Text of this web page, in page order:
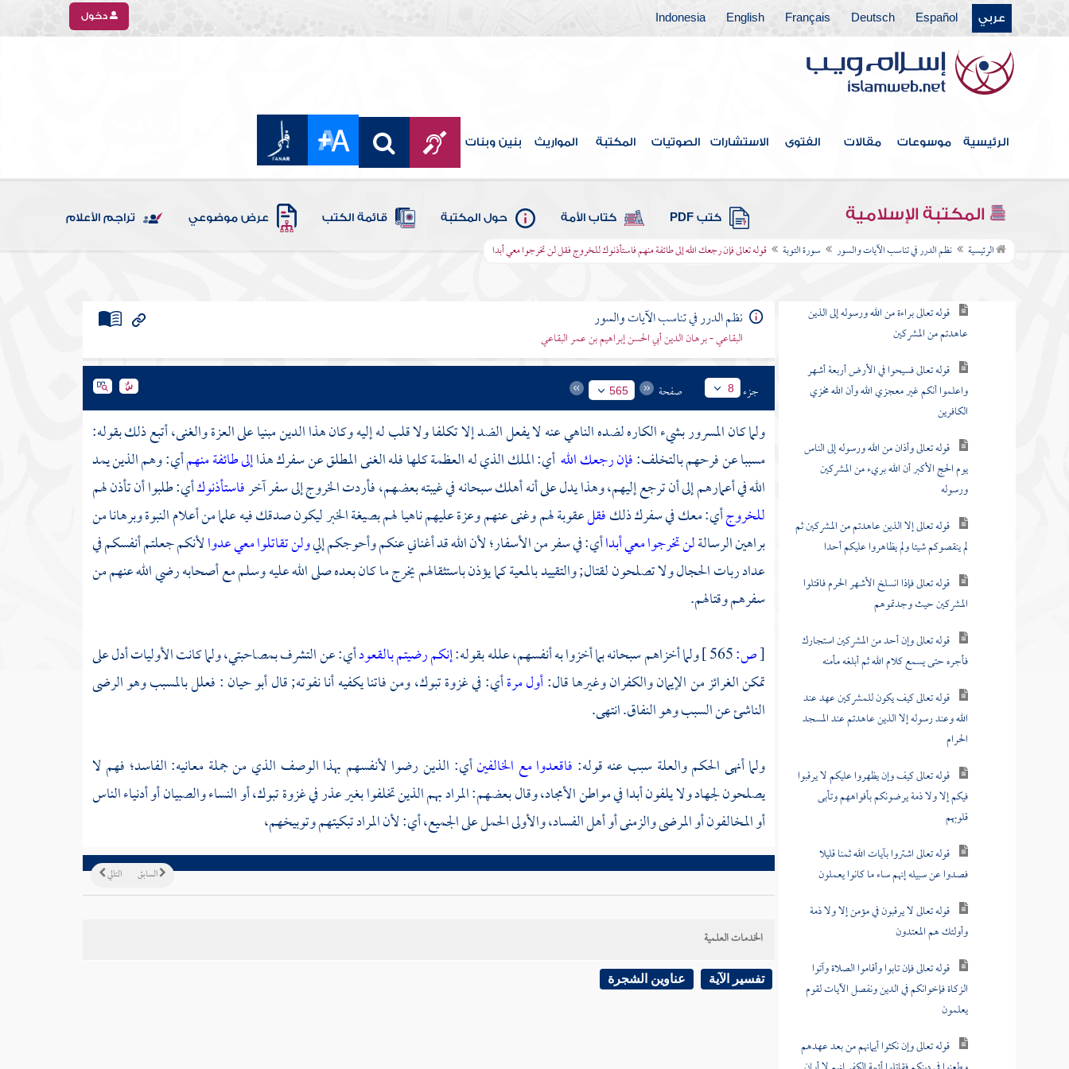
عربي Español
Deutsch
Français
English
Indonesia دخول
الرئيسية موسوعات مقالات الفتوى الاستشارات الصوتيات المكتبة المواريث بنين وبنات
المكتبة الإسلامية كتب PDF كتاب الأمة حول المكتبة قائمة الكتب عرض موضوعي تراجم الأعلام
الرئيسية نظم الدرر في تناسب الآيات والسور سورة التوبة قوله تعالى فإن رجعك الله إلى طائفة منهم فاستأذنوك للخروج فقل لن تخرجوا معي أبدا
سورة آل عمران
سورة النساء
سورة " المائدة
سورة الأنعام
سورة الأعراف
سورة الأنفال
سورة التوبة
قوله تعالى براءة من الله ورسوله إلى الذين
عاهدتم من المشركين
قوله تعالى فسيحوا في الأرض أربعة أشهر
واعلموا أنكم غير معجزي الله وأن الله مخزي
الكافرين
قوله تعالى وأذان من الله ورسوله إلى الناس
يوم الحج الأكبر أن الله بريء من المشركين
ورسوله
قوله تعالى إلا الذين عاهدتم من المشركين ثم
لم ينقصوكم شيئا ولم يظاهروا عليكم أحدا
قوله تعالى فإذا انسلخ الأشهر الحرم فاقتلوا
المشركين حيث وجدتموهم
قوله تعالى وإن أحد من المشركين استجارك
فأجره حتى يسمع كلام الله ثم أبلغه مأمنه
قوله تعالى كيف يكون للمشركين عهد عند
الله وعند رسوله إلا الذين عاهدتم عند المسجد
الحرام
قوله تعالى كيف وإن يظهروا عليكم لا يرقبوا
فيكم إلا ولا ذمة يرضونكم بأفواههم وتأبى
قلوبهم
قوله تعالى اشتروا بآيات الله ثمنا قليلا
فصدوا عن سبيله إنهم ساء ما كانوا يعملون
قوله تعالى لا يرقبون في مؤمن إلا ولا ذمة
وأولئك هم المعتدون
قوله تعالى فإن تابوا وأقاموا الصلاة وآتوا
الزكاة فإخوانكم في الدين ونفصل الآيات لقوم
يعلمون
قوله تعالى وإن نكثوا أيمانهم من بعد عهدهم
نظم الدرر في تناسب الآيات والسور
البقاعي - برهان الدين أبي الحسن إبراهيم بن عمر البقاعي
جزء 8 صفحة 565
ولما كان المسرور بشيء الكاره لضده الناهي عنه لا يفعل الضد إلا تكلفا ولا قلب له إليه وكان هذا الدين مبنيا على العزة والغنى، أتبع ذلك بقوله:
مسببا عن فرحهم بالتخلف:فإن رجعك اللهأي: الملك الذي له العظمة كلها فله الغنى المطلق عن سفرك هذاإلى طائفة منهمأي: وهم الذين يمد
الله في أعمارهم إلى أن ترجع إليهم، وهذا يدل على أنه أهلك سبحانه في غيبته بعضهم، فأردت الخروج إلى سفر آخرفاستأذنوكأي: طلبوا أن تأذن لهم
للخروجأي: معك في سفرك ذلكفقلعقوبة لهم وغنى عنهم وعزة عليهم ناهيا لهم بصيغة الخبر ليكون صدقك فيه علما من أعلام النبوة وبرهانا من
براهين الرسالةلن تخرجوا معي أبداأي: في سفر من الأسفار؛ لأن الله قد أغناني عنكم وأحوجكم إليولن تقاتلوا معي عدوالأنكم جعلتم أنفسكم في
عداد ربات الحجال ولا تصلحون لقتال; والتقييد بالمعية كما يؤذن باستثقالهم يخرج ما كان بعده صلى الله عليه وسلم مع أصحابه رضي الله عنهم من
سفرهم وقتالهم.
[ص: ولما أخزاهم سبحانه بما أخزوا به أنفسهم، علله بقوله:إنكم رضيتم بالقعودأي: عن التشرف بمصاحبتي، ولما كانت الأوليات أدل على
تمكن الغرائز من الإيمان والكفران وغيرها قال:أول مرةأي: في غزوةتبوك،ومن فاتنا يكفيه أنا نفوته; قالأبو حيان: فعلل بالمسبب وهو الرضى
الناشئ عن السبب وهو النفاق. انتهى.
ولما أنهى الحكم والعلة سبب عنه قوله: فاقعدوا مع الخالفينأي: الذين رضوا لأنفسهم بهذا الوصف الذي من جملة معانيه: الفاسد؛ فهم لا
يصلحون لجهاد ولا يلفون أبدا في مواطن الأمجاد، وقال بعضهم: المراد بهم الذين تخلفوا بغير عذر في غزوةتبوك،أو النساء والصبيان أو أدنياء الناس
أو المخالفون أو المرضى والزمنى أو أهل الفساد، والأولى الحمل على الجميع، أي: لأن المراد تبكيتهم وتوبيخهم،
التالي السابق
الخدمات العلمية
تفسير الآية عناوين الشجرة